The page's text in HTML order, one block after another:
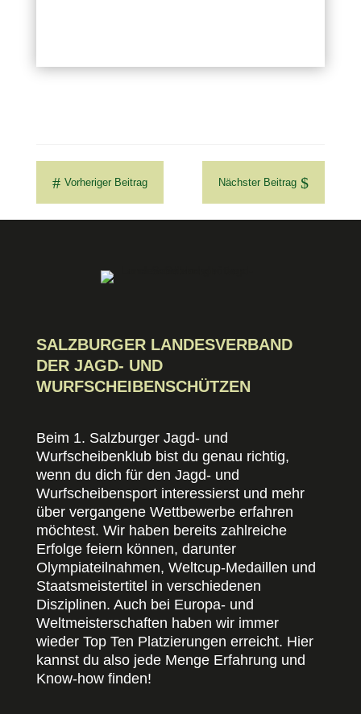
# Vorheriger Beitrag Nächster Beitrag $
SALZBURGER LANDESVERBAND
DER JAGD- UND
WURFSCHEIBENSCHÜTZEN
Beim 1. Salzburger Jagd- und
Wurfscheibenklub bist du genau richtig,
wenn du dich für den Jagd- und
Wurfscheibensport interessierst und mehr
über vergangene Wettbewerbe erfahren
möchtest. Wir haben bereits zahlreiche
Erfolge feiern können, darunter
Olympiateilnahmen, Weltcup-Medaillen und
Staatsmeistertitel in verschiedenen
Disziplinen. Auch bei Europa- und
Weltmeisterschaften haben wir immer
wieder Top Ten Platzierungen erreicht. Hier
kannst du also jede Menge Erfahrung und
Know-how finden!